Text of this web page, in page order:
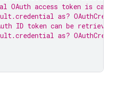
OAuth access token is can
as?
ID token can be retrieved
as?